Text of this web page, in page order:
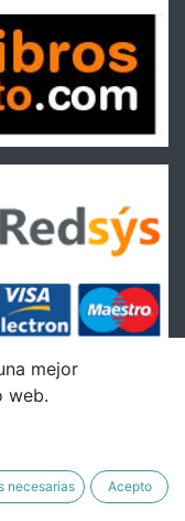
mejor
web.
necesarias Acepto